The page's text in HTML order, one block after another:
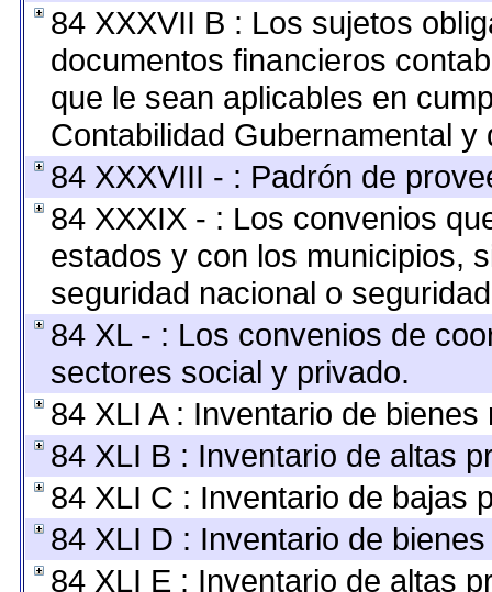
84 XXXVII B : Los sujetos
documentos financieros
que le sean aplicables en
Contabilidad Gubernamental
84 XXXVIII - : Padrón de
84 XXXIX - : Los convenios
estados y con los municipios,
seguridad nacional o
84 XL - : Los convenios de
sectores social y privado.
84 XLI A : Inventario de bienes
84 XLI B : Inventario de altas
84 XLI C : Inventario de bajas
84 XLI D : Inventario de
84 XLI E : Inventario de altas